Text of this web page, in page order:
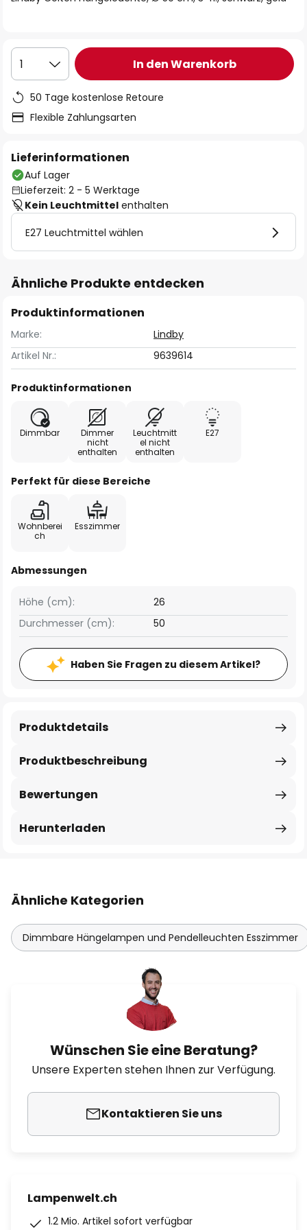
1 In den Warenkorb
50 Tage kostenlose Retoure
Flexible Zahlungsarten
Lieferinformationen
Auf Lager
Lieferzeit: 2 - 5 Werktage
Kein Leuchtmittel enthalten
E27 Leuchtmittel wählen
Ähnliche Produkte entdecken
Produktinformationen
Marke:
Lindby
Artikel Nr.:
9639614
Produktinformationen
Dimmbar
Dimmer
nicht
enthalten
Leuchtmitt
el nicht
enthalten
E27
Perfekt für diese Bereiche
Wohnberei
ch
Esszimmer
Abmessungen
Höhe (cm):
26
Durchmesser (cm):
50
Haben Sie Fragen zu diesem Artikel?
Produktbeschreibung
Produktdetails
Bewertungen
Herunterladen
Ähnliche Kategorien
Dimmbare Hängelampen und Pendelleuchten Esszimmer
Wünschen Sie eine Beratung?
Unsere Experten stehen Ihnen zur Verfügung.
Kontaktieren Sie uns
Lampenwelt.ch
1.2 Mio. Artikel sofort verfügbar